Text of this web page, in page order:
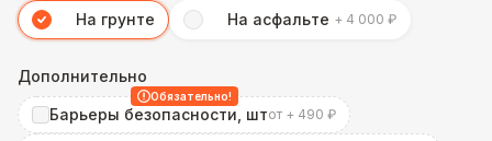
На грунте На асфальте + 4 000 ₽
Дополнительно
Обязательно!
Барьеры безопасности, штот + 490 ₽